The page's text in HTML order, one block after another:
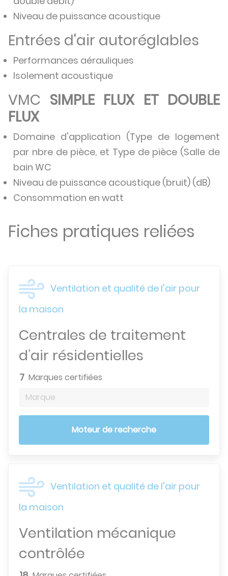
Niveau de puissance acoustique
Entrées d'air autoréglables
Performances aérauliques
Isolement acoustique
VMC SIMPLE FLUX ET DOUBLE
FLUX
Domaine d'application (Type de logement
par nbre de pièce, et Type de pièce (Salle de
bain WC
Niveau de puissance acoustique (bruit) (dB)
Consommation en watt
Fiches pratiques reliées
Ventilation et qualité de l'air pour
la maison
Centrales de traitement
d’air résidentielles
7 Marques certifiées
Marque
Moteur de recherche
Ventilation et qualité de l'air pour
la maison
Ventilation mécanique
contrôlée